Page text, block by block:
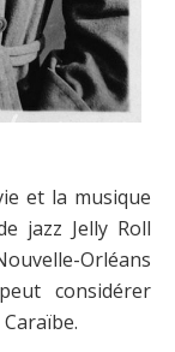
et la musique
jazz Jelly Roll
Orléans
considérer